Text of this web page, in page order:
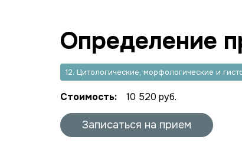
Определение
12. Цитологические, морфологические и
Стоимость: 10 520 руб.
Записаться на прием